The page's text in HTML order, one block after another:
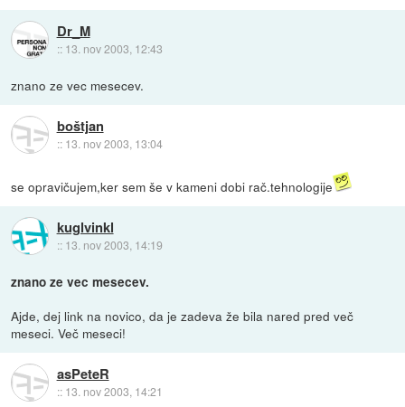
Dr_M
:: 13. nov 2003, 12:43
znano ze vec mesecev.
boštjan
:: 13. nov 2003, 13:04
se opravičujem,ker sem še v kameni dobi rač.tehnologije
kuglvinkl
:: 13. nov 2003, 14:19
znano ze vec mesecev.
Ajde, dej link na novico, da je zadeva že bila nared pred več
meseci. Več meseci!
asPeteR
:: 13. nov 2003, 14:21